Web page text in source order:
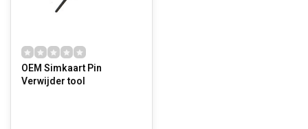
OEM Simkaart Pin
Verwijder tool